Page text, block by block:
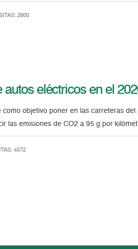
2800
eléctricos en el
objetivo poner en las carreteras
las emisiones de CO2 a 95 g por
4572